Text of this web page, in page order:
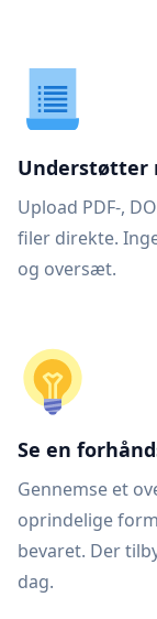
Understøtter
Upload PDF-,
filer direkte.
og oversæt.
Se en
Gennemse et
oprindelige
bevaret. Der
dag.